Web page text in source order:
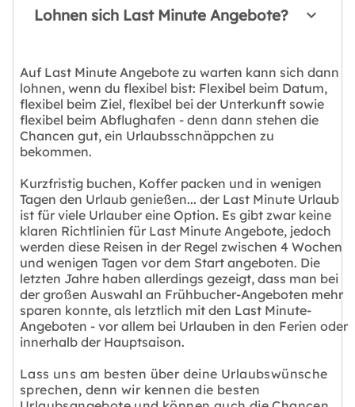
Lohnen sich Last Minute Angebote?
Auf Last Minute Angebote zu warten kann sich dann
lohnen, wenn du flexibel bist: Flexibel beim Datum,
flexibel beim Ziel, flexibel bei der Unterkunft sowie
flexibel beim Abflughafen - denn dann stehen die
Chancen gut, ein Urlaubsschnäppchen zu
bekommen.
Kurzfristig buchen, Koffer packen und in wenigen
Tagen den Urlaub genießen... der Last Minute Urlaub
ist für viele Urlauber eine Option. Es gibt zwar keine
klaren Richtlinien für Last Minute Angebote, jedoch
werden diese Reisen in der Regel zwischen 4 Wochen
und wenigen Tagen vor dem Start angeboten. Die
letzten Jahre haben allerdings gezeigt, dass man bei
der großen Auswahl an Frühbucher-Angeboten mehr
sparen konnte, als letztlich mit den Last Minute-
Angeboten - vor allem bei Urlauben in den Ferien oder
innerhalb der Hauptsaison.
Lass uns am besten über deine Urlaubswünsche
sprechen, denn wir kennen die besten